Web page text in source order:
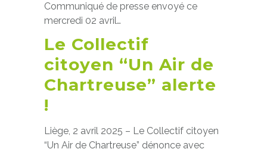
Communiqué de presse envoyé ce
mercredi 02 avril…
Le Collectif
citoyen “Un Air de
Chartreuse” alerte
!
Liège, 2 avril 2025 – Le Collectif citoyen
“Un Air de Chartreuse” dénonce avec